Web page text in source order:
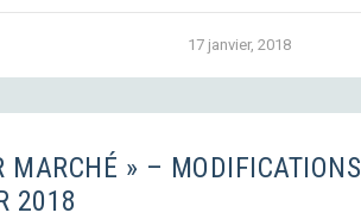
17 janvier, 2018
MARCHÉ » – MODIFICATIONS
2018